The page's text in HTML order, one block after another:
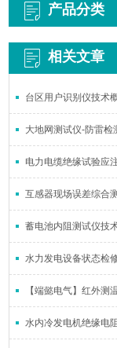
产品分类
相关文章
台区用户识别仪技术
大地网测试仪-防雷检
电力电缆绝缘试验应
互感器现场误差综合
蓄电池内阻测试仪技
水力发电设备状态检
【端懿电气】红外测
水内冷发电机绝缘电